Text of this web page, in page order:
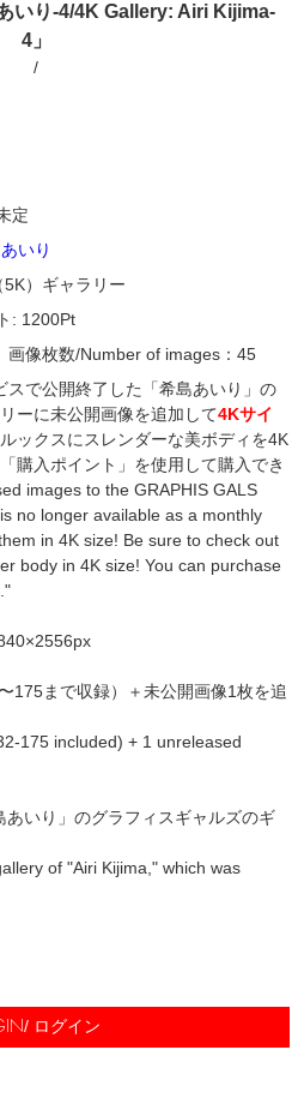
いり-4/4K Gallery: Airi Kijima-
4」
/
定
いり
）ギャラリー
: 1200Pt
画像枚数/Number of images：45
スで公開終了した「希島あいり」の
ーに未公開画像を追加して4Kサイ
ックスにスレンダーな美ボディを4K
購入ポイント」を使用して購入でき
images to the GRAPHIS GALS
no longer available as a monthly
in 4K size! Be sure to check out
body in 4K size! You can purchase
175まで収録）＋未公開画像1枚を追
175 included) + 1 unreleased
いり」のグラフィスギャルズのギ
of "Airi Kijima," which was
/ ログイン